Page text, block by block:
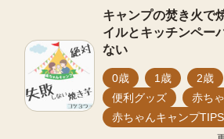
キャンプの焚き火で
イルとキッチンペー
ない
0歳 1歳 2歳
便利グッズ
赤ち
赤ちゃんキャンプTIPS